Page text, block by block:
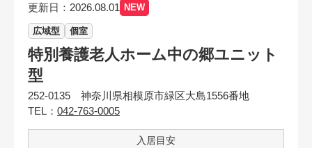
更新日：2026.08.01 NEW
広域型 個室
特別養護老人ホーム中の郷ユニット
型
252-0135 神奈川県相模原市緑区大島1556番地
TEL： 042-763-0005
入居目安